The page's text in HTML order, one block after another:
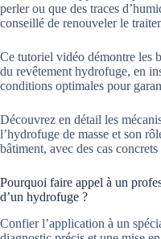
perler ou que des traces
conseillé de renouveler le
Ce tutoriel vidéo démontre les
du revêtement hydrofuge, en
conditions optimales pour
Découvrez en détail les
l’hydrofuge de masse et son
bâtiment, avec des cas
Pourquoi faire appel à un
d’un hydrofuge ?
Confier l’application à un